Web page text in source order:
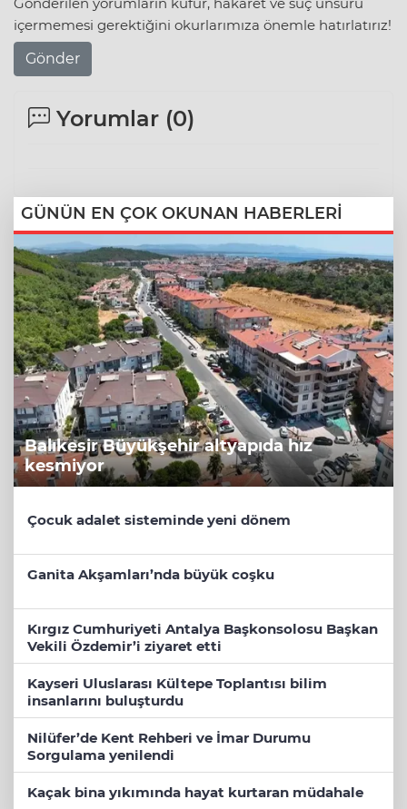
içermemesi gerektiğini okurlarımıza önemle hatırlatırız!
Gönder
Yorumlar (0)
GÜNÜN EN ÇOK OKUNAN HABERLERİ
Balıkesir Büyükşehir altyapıda hız
kesmiyor
Çocuk adalet sisteminde yeni dönem
Ganita Akşamları’nda büyük coşku
Kırgız Cumhuriyeti Antalya Başkonsolosu Başkan
Vekili Özdemir’i ziyaret etti
Kayseri Uluslarası Kültepe Toplantısı bilim
insanlarını buluşturdu
Nilüfer’de Kent Rehberi ve İmar Durumu
Sorgulama yenilendi
Kaçak bina yıkımında hayat kurtaran müdahale